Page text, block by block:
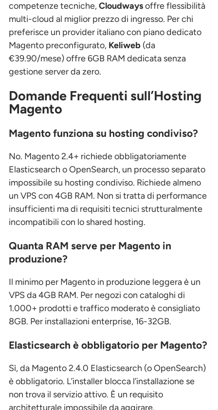
competenze tecniche,Cloudwaysoffre flessibilità
multi-cloud al miglior prezzo di ingresso. Per chi
preferisce un provider italiano con piano dedicato
Magento preconfigurato, Keliweb (da
€39.90/mese) offre 6GB RAM dedicata senza
gestione server da zero.
Domande Frequenti sull’Hosting
Magento
Magento funziona su hosting condiviso?
No. Magento 2.4+ richiede obbligatoriamente
Elasticsearch o OpenSearch, un processo separato
impossibile su hosting condiviso. Richiede almeno
un VPS con 4GB RAM. Non si tratta di performance
insufficienti ma di requisiti tecnici strutturalmente
incompatibili con lo shared hosting.
Quanta RAM serve per Magento in
produzione?
Il minimo per Magento in produzione leggera è un
VPS da 4GB RAM. Per negozi con cataloghi di
1.000+ prodotti e traffico moderato è consigliato
8GB. Per installazioni enterprise, 16-32GB.
Elasticsearch è obbligatorio per Magento?
Sì, da Magento 2.4.0 Elasticsearch (o OpenSearch)
è obbligatorio. L’installer blocca l’installazione se
non trova il servizio attivo. È un requisito
architetturale impossibile da aggirare.